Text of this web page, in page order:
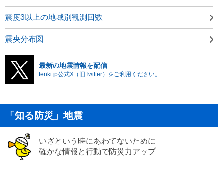
震度3以上の地域別観測回数
震央分布図
最新の地震情報を配信
tenki.jp公式X（旧Twitter）をご利用ください。
「知る防災」地震
いざという時にあわてないために
確かな情報と行動で防災力アップ